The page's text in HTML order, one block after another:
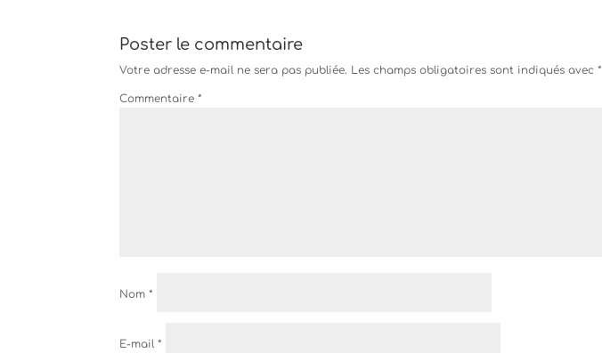
Poster le commentaire
Votre adresse e-mail ne sera pas publiée. Les champs obligatoires sont indiqués avec*
Commentaire*
Nom*
E-mail*